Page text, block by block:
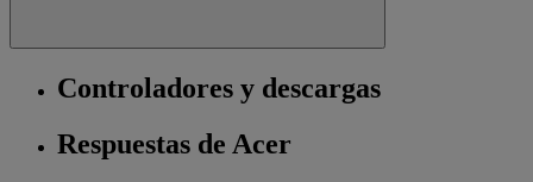
Controladores y descargas
Respuestas de Acer